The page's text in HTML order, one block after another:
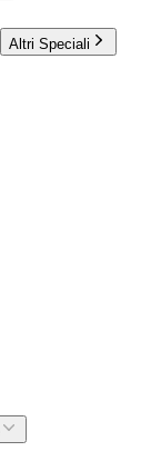
Altri Speciali